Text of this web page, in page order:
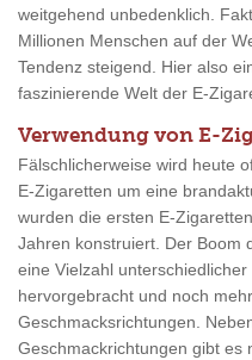
weitgehend unbedenklich.
Millionen Menschen auf der
Tendenz steigend. Hier also
faszinierende Welt der E-
Verwendung von E-
Fälschlicherweise wird heute
E-Zigaretten um eine
wurden die ersten E-
Jahren konstruiert. Der Boom
eine Vielzahl
hervorgebracht und noch
Geschmacksrichtungen.
Geschmackrichtungen gibt es